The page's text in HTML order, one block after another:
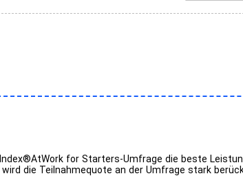
for Starters-Umfrage die beste
die Teilnahmequote an der Umfrage stark